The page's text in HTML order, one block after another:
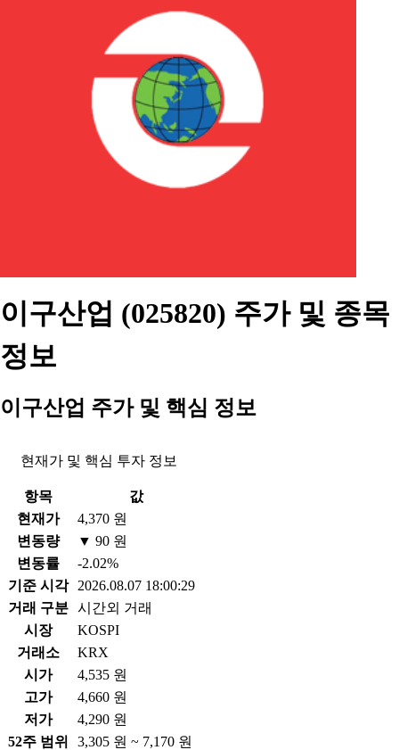
이구산업 (025820) 주가 및 종목
정보
이구산업 주가 및 핵심 정보
현재가 및 핵심 투자 정보
항목
값
현재가
4,370 원
변동량
▼ 90 원
변동률
-2.02%
기준 시각
2026.08.07 18:00:29
거래 구분 시간외 거래
시장
KOSPI
거래소
KRX
시가
4,535 원
고가
4,660 원
저가
4,290 원
52주 범위
3,305 원 ~ 7,170 원